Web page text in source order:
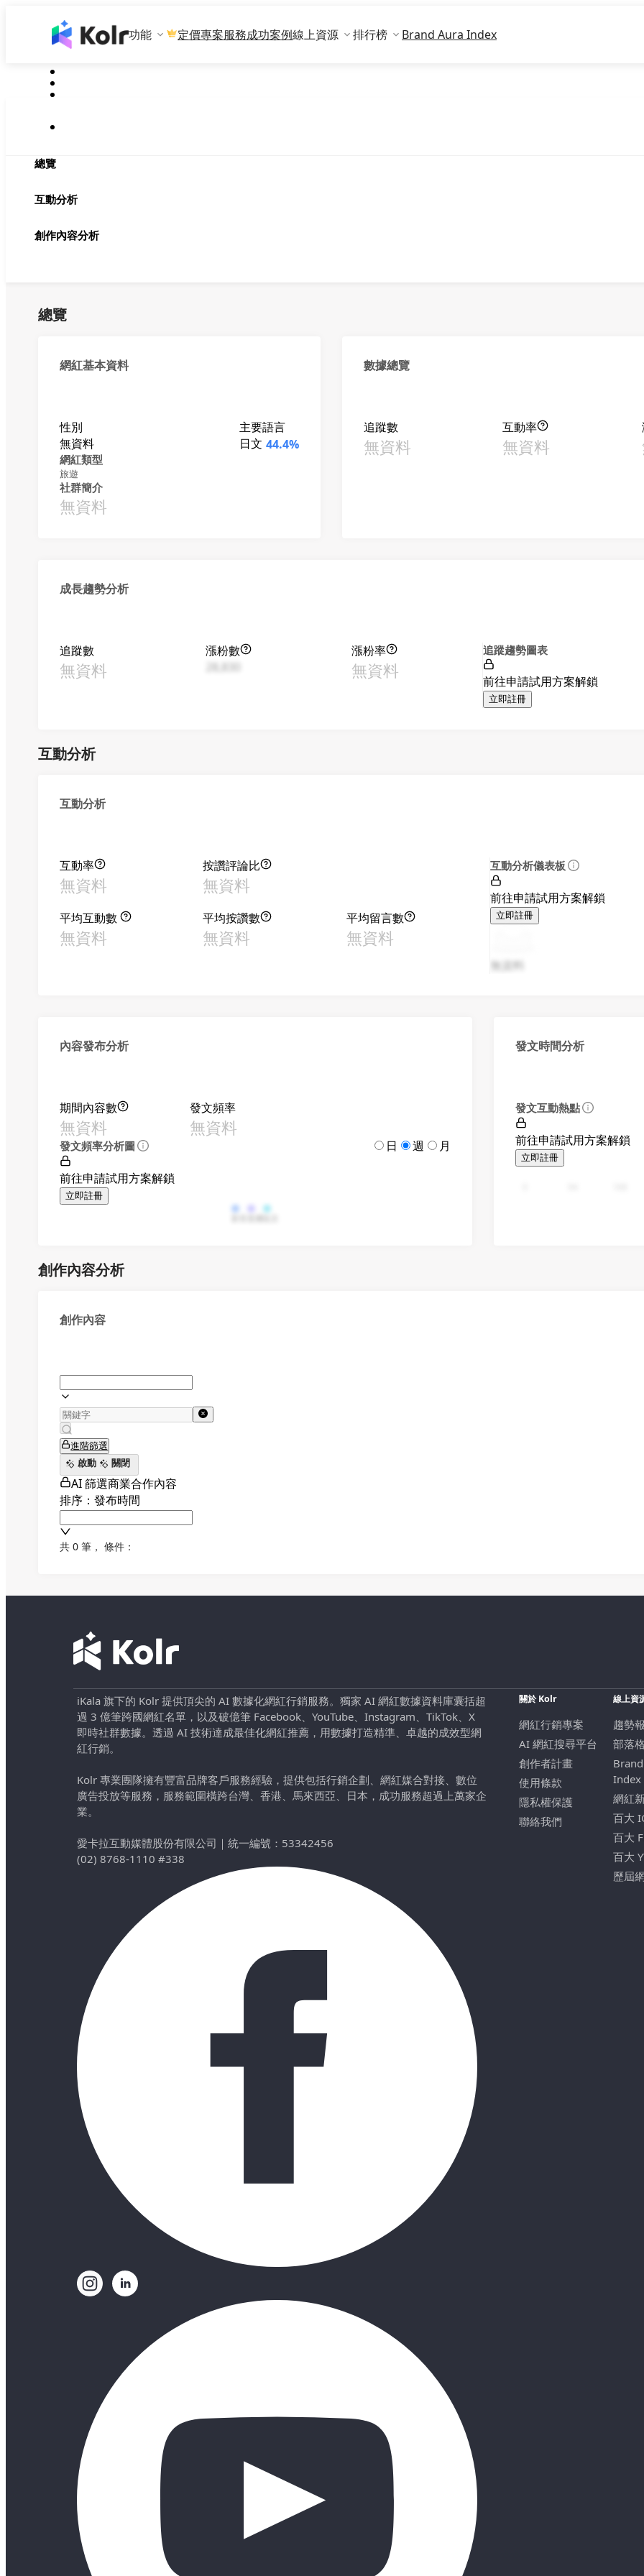
功能 定價專案服務成功案例線上資源 排行榜 Brand Aura Index
總覽
互動分析
創作內容分析
總覽
網紅基本資料
性別
無資料
主要語言
日文 44.4%
網紅類型
旅遊
社群簡介
無資料
數據總覽
追蹤數
無資料
互動率
無資料
成長趨勢分析
追蹤數
無資料
漲粉數
漲粉率
無資料
追蹤趨勢圖表
前往申請試用方案解鎖
立即註冊
互動分析
互動分析
互動率
無資料
按讚評論比
無資料
平均互動數
無資料
平均按讚數
無資料
平均留言數
無資料
互動分析儀表板
前往申請試用方案解鎖
立即註冊
無資料
內容發布分析
期間內容數
無資料
發文頻率
無資料
發文頻率分析圖 日 週 月
前往申請試用方案解鎖
立即註冊
發文時間分析
發文互動熱點
前往申請試用方案解鎖
立即註冊
創作內容分析
創作內容
進階篩選
啟動
關閉
AI 篩選商業合作內容
排序：發布時間
共 0 筆 ， 條件：
iKala 旗下的 Kolr 提供頂尖的 AI 數據化網紅行銷服務。獨家 AI 網紅數據資料庫囊括超
過 3 億筆跨國網紅名單，以及破億筆 Facebook、YouTube、Instagram、TikTok、X
即時社群數據。透過 AI 技術達成最佳化網紅推薦，用數據打造精準、卓越的成效型網
紅行銷。
Kolr 專業團隊擁有豐富品牌客戶服務經驗，提供包括行銷企劃、網紅媒合對接、數位
廣告投放等服務，服務範圍橫跨台灣、香港、馬來西亞、日本，成功服務超過上萬家企
業。
愛卡拉互動媒體股份有限公司 ｜ 統一編號：53342456
(02) 8768-1110 #338
關於 Kolr
網紅行銷專案
AI 網紅搜尋平台
創作者計畫
使用條款
隱私權保護
聯絡我們
線上資
趨勢
部落格
Index
網紅
百大
百大
百大
歷屆